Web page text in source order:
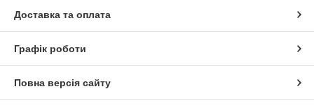
Доставка та оплата
Графік роботи
Повна версія сайту